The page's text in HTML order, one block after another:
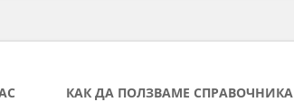
КАК ДА ПОЛЗВАМЕ СПРАВОЧНИКА